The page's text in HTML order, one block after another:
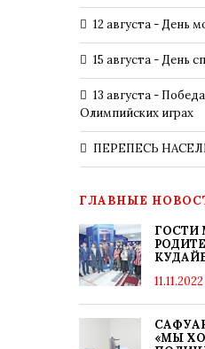
12 августа - День
15 августа - День
13 августа -
Олимпийских играх
ПЕРЕПЕСЬ
ГЛАВНЫЕ
ГОСТИ
«МЫ